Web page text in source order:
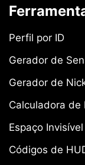
Perfil por ID
Gerador de
Gerador de
Calculadora de
Espaço
Códigos de